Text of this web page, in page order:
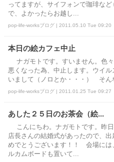
ってますが、サイフォンで珈琲な
で、よかったらお越し...
pop-life-worksブログ | 2011.05.10 Tue 09:20
本日の絵カフェ中止
ナガモトです。すいません。色
悪くなった為、中止します。ウイ
いまして（ノロとか・・・） そん
pop-life-worksブログ | 2011.01.25 Tue 09:27
あした２５日のお茶会（絵...
こんにちわ。ナガモトです。昨
店長さんの結婚式があったので、
めでとうございます！！ 会場には
ルカムボードも置いて...